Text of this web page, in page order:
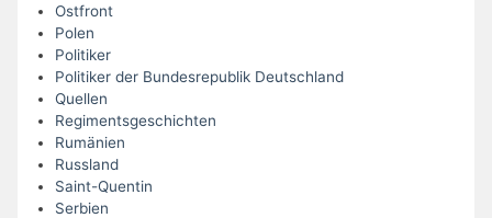
Ostfront
Polen
Politiker
Politiker der Bundesrepublik Deutschland
Quellen
Regimentsgeschichten
Rumänien
Russland
Saint-Quentin
Serbien